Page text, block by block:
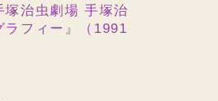
治虫劇場 手塚治
ラフィー』（1991